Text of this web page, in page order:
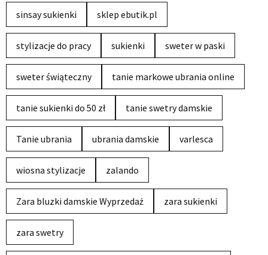
sinsay sukienki sklep ebutik.pl
stylizacje do pracy sukienki sweter w paski
sweter świąteczny tanie markowe ubrania online
tanie sukienki do 50 zł tanie swetry damskie
Tanie ubrania ubrania damskie varlesca
wiosna stylizacje zalando
Zara bluzki damskie Wyprzedaż zara sukienki
zara swetry